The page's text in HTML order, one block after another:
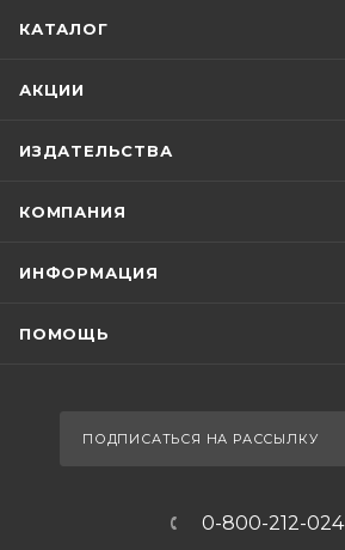
КАТАЛОГ
АКЦИИ
ИЗДАТЕЛЬСТВА
КОМПАНИЯ
ИНФОРМАЦИЯ
ПОМОЩЬ
ПОДПИСАТЬСЯ НА РАССЫЛКУ
0-800-212-024